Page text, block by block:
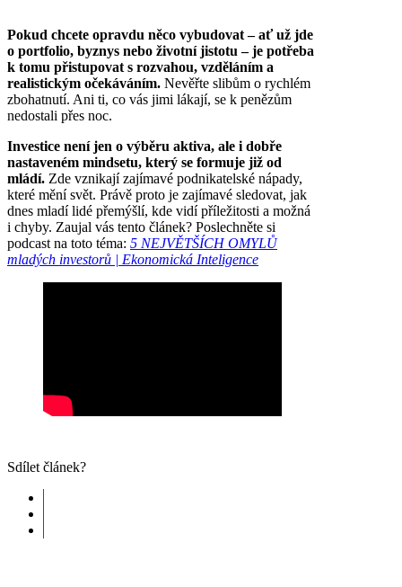
Pokud chcete opravdu něco vybudovat – ať už jde
o portfolio, byznys nebo životní jistotu – je potřeba
k tomu přistupovat s rozvahou, vzděláním a
realistickým očekáváním. Nevěřte slibům o rychlém
zbohatnutí. Ani ti, co vás jimi lákají, se k penězům
nedostali přes noc.
Investice není jen o výběru aktiva, ale i dobře
nastaveném mindsetu, který se formuje již od
mládí. Zde vznikají zajímavé podnikatelské nápady,
které mění svět. Právě proto je zajímavé sledovat, jak
dnes mladí lidé přemýšlí, kde vidí příležitosti a možná
i chyby. Zaujal vás tento článek? Poslechněte si
podcast na toto téma: 5 NEJVĚTŠÍCH OMYLŮ
mladých investorů | Ekonomická Inteligence
Sdílet článek?